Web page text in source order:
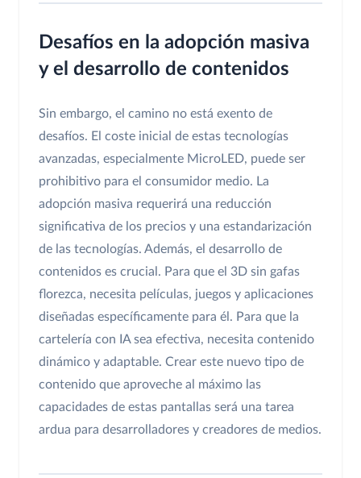
Desafíos en la adopción masiva
y el desarrollo de contenidos
Sin embargo, el camino no está exento de
desafíos. El coste inicial de estas tecnologías
avanzadas, especialmente MicroLED, puede ser
prohibitivo para el consumidor medio. La
adopción masiva requerirá una reducción
significativa de los precios y una estandarización
de las tecnologías. Además, el desarrollo de
contenidos es crucial. Para que el 3D sin gafas
florezca, necesita películas, juegos y aplicaciones
diseñadas específicamente para él. Para que la
cartelería con IA sea efectiva, necesita contenido
dinámico y adaptable. Crear este nuevo tipo de
contenido que aproveche al máximo las
capacidades de estas pantallas será una tarea
ardua para desarrolladores y creadores de medios.